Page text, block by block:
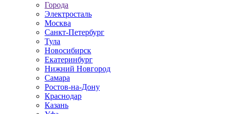
Города
Электросталь
Москва
Санкт-Петербург
Тула
Новосибирск
Екатеринбург
Нижний Новгород
Самара
Ростов-на-Дону
Краснодар
Казань